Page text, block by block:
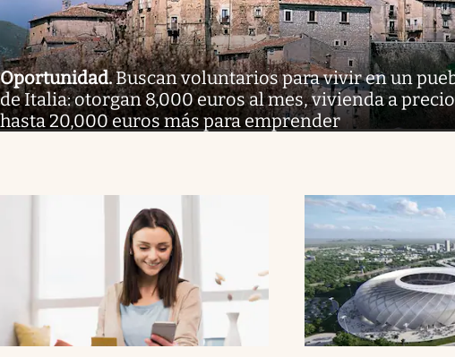
Oportunidad.Buscan voluntarios para vivir en un
de Italia: otorgan 8,000 euros al mes, vivienda a
hasta 20,000 euros más para emprender